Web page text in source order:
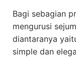
Bagi sebagian
mengurusi
diantaranya
simple dan